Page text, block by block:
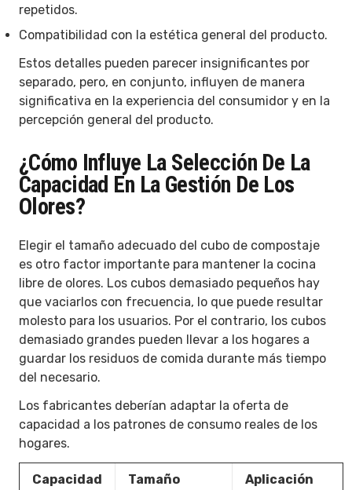
repetidos.
Compatibilidad con la estética general del producto.
Estos detalles pueden parecer insignificantes por
separado, pero, en conjunto, influyen de manera
significativa en la experiencia del consumidor y en la
percepción general del producto.
¿Cómo Influye La Selección De La
Capacidad En La Gestión De Los
Olores?
Elegir el tamaño adecuado del cubo de compostaje
es otro factor importante para mantener la cocina
libre de olores. Los cubos demasiado pequeños hay
que vaciarlos con frecuencia, lo que puede resultar
molesto para los usuarios. Por el contrario, los cubos
demasiado grandes pueden llevar a los hogares a
guardar los residuos de comida durante más tiempo
del necesario.
Los fabricantes deberían adaptar la oferta de
capacidad a los patrones de consumo reales de los
hogares.
Capacidad
Tamaño
Aplicación